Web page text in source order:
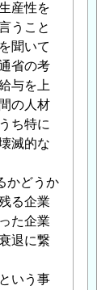
産性を
うこと
聞いて
省の考
与を上
の人材
ち特に
滅的な
かどうか
る企業
た企業
退に繋
いう事